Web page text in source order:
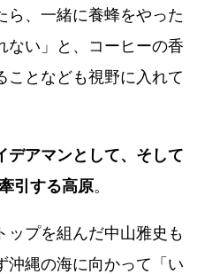
ら、一緒に養蜂をやった
ない」と、コーヒーの香
ことなども視野に入れて
デアマンとして、そして
引する高原。
ップを組んだ中山雅史も
沖縄の海に向かって「い